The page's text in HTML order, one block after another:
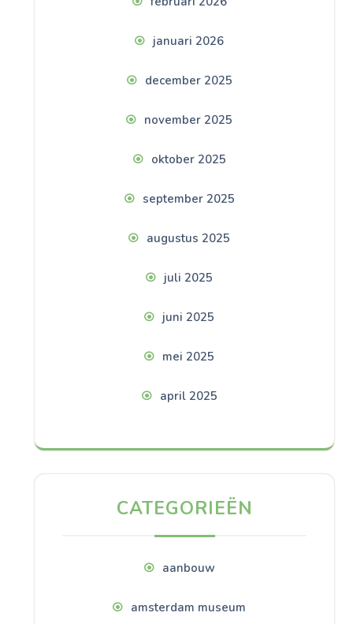
januari 2026
december 2025
november 2025
oktober 2025
september 2025
augustus 2025
juli 2025
juni 2025
mei 2025
april 2025
CATEGORIEËN
aanbouw
amsterdam museum